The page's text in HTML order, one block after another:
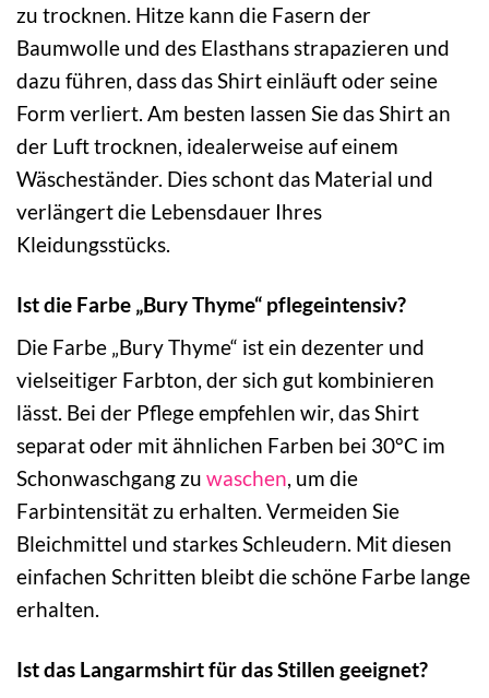
zu trocknen. Hitze kann die Fasern der
Baumwolle und des Elasthans strapazieren und
dazu führen, dass das Shirt einläuft oder seine
Form verliert. Am besten lassen Sie das Shirt an
der Luft trocknen, idealerweise auf einem
Wäscheständer. Dies schont das Material und
verlängert die Lebensdauer Ihres
Kleidungsstücks.
Ist die Farbe „Bury Thyme“ pflegeintensiv?
Die Farbe „Bury Thyme“ ist ein dezenter und
vielseitiger Farbton, der sich gut kombinieren
lässt. Bei der Pflege empfehlen wir, das Shirt
separat oder mit ähnlichen Farben bei 30°C im
Schonwaschgang zu waschen, um die
Farbintensität zu erhalten. Vermeiden Sie
Bleichmittel und starkes Schleudern. Mit diesen
einfachen Schritten bleibt die schöne Farbe lange
erhalten.
Ist das Langarmshirt für das Stillen geeignet?